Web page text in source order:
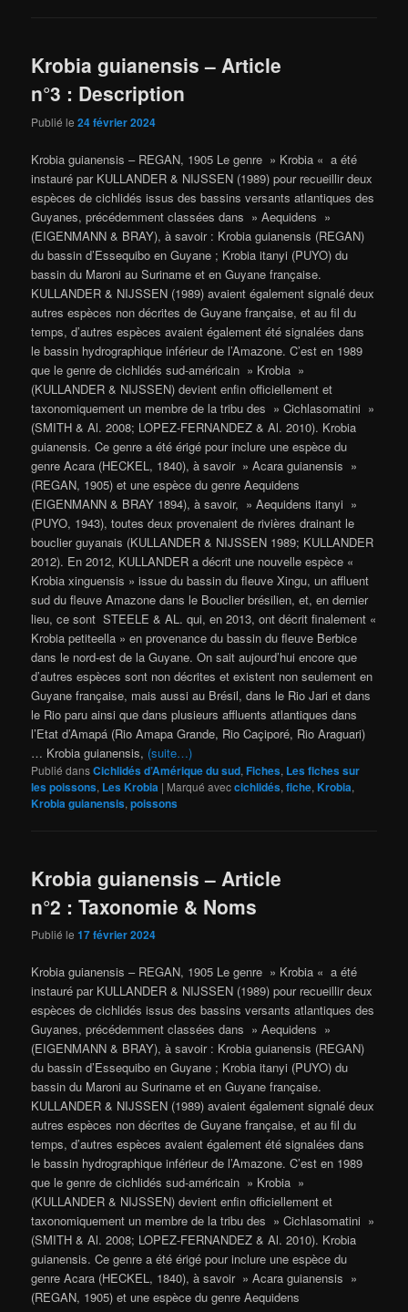
Krobia guianensis – Article
n°3 : Description
Publié le24 février 2024
Krobia guianensis – REGAN, 1905 Le genre » Krobia « a été
instauré par KULLANDER & NIJSSEN (1989) pour recueillir deux
espèces de cichlidés issus des bassins versants atlantiques des
Guyanes, précédemment classées dans » Aequidens »
(EIGENMANN & BRAY), à savoir : Krobia guianensis (REGAN)
du bassin d’Essequibo en Guyane ; Krobia itanyi (PUYO) du
bassin du Maroni au Suriname et en Guyane française.
KULLANDER & NIJSSEN (1989) avaient également signalé deux
autres espèces non décrites de Guyane française, et au fil du
temps, d’autres espèces avaient également été signalées dans
le bassin hydrographique inférieur de l’Amazone. C’est en 1989
que le genre de cichlidés sud-américain » Krobia »
(KULLANDER & NIJSSEN) devient enfin officiellement et
taxonomiquement un membre de la tribu des » Cichlasomatini »
(SMITH & Al. 2008; LOPEZ-FERNANDEZ & Al. 2010). Krobia
guianensis. Ce genre a été érigé pour inclure une espèce du
genre Acara (HECKEL, 1840), à savoir » Acara guianensis »
(REGAN, 1905) et une espèce du genre Aequidens
(EIGENMANN & BRAY 1894), à savoir, » Aequidens itanyi »
(PUYO, 1943), toutes deux provenaient de rivières drainant le
bouclier guyanais (KULLANDER & NIJSSEN 1989; KULLANDER
2012). En 2012, KULLANDER a décrit une nouvelle espèce «
Krobia xinguensis » issue du bassin du fleuve Xingu, un affluent
sud du fleuve Amazone dans le Bouclier brésilien, et, en dernier
lieu, ce sont STEELE & AL. qui, en 2013, ont décrit finalement «
Krobia petiteella » en provenance du bassin du fleuve Berbice
dans le nord-est de la Guyane. On sait aujourd’hui encore que
d’autres espèces sont non décrites et existent non seulement en
Guyane française, mais aussi au Brésil, dans le Rio Jari et dans
le Rio paru ainsi que dans plusieurs affluents atlantiques dans
l’Etat d’Amapá (Rio Amapa Grande, Rio Caçiporé, Rio Araguari)
… Krobia guianensis, (suite…)
Publié dansCichlidés d’Amérique du sud,Fiches, Les fiches sur
les poissons, Les Krobia | Marqué aveccichlidés,fiche,Krobia,
Krobia guianensis,poissons
Krobia guianensis – Article
n°2 : Taxonomie & Noms
Publié le17 février 2024
Krobia guianensis – REGAN, 1905 Le genre » Krobia « a été
instauré par KULLANDER & NIJSSEN (1989) pour recueillir deux
espèces de cichlidés issus des bassins versants atlantiques des
Guyanes, précédemment classées dans » Aequidens »
(EIGENMANN & BRAY), à savoir : Krobia guianensis (REGAN)
du bassin d’Essequibo en Guyane ; Krobia itanyi (PUYO) du
bassin du Maroni au Suriname et en Guyane française.
KULLANDER & NIJSSEN (1989) avaient également signalé deux
autres espèces non décrites de Guyane française, et au fil du
temps, d’autres espèces avaient également été signalées dans
le bassin hydrographique inférieur de l’Amazone. C’est en 1989
que le genre de cichlidés sud-américain » Krobia »
(KULLANDER & NIJSSEN) devient enfin officiellement et
taxonomiquement un membre de la tribu des » Cichlasomatini »
(SMITH & Al. 2008; LOPEZ-FERNANDEZ & Al. 2010). Krobia
guianensis. Ce genre a été érigé pour inclure une espèce du
genre Acara (HECKEL, 1840), à savoir » Acara guianensis »
(REGAN, 1905) et une espèce du genre Aequidens